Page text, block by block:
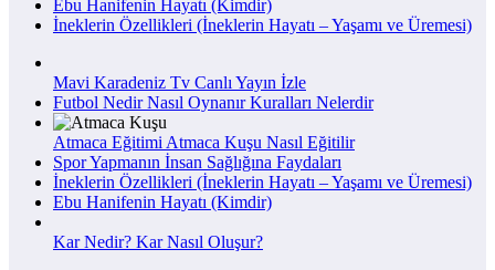
Ebu Hanifenin Hayatı (Kimdir)
İneklerin Özellikleri (İneklerin Hayatı – Yaşamı ve Üremesi)
Mavi Karadeniz Tv Canlı Yayın İzle
Futbol Nedir Nasıl Oynanır Kuralları Nelerdir
Atmaca Eğitimi Atmaca Kuşu Nasıl Eğitilir
Spor Yapmanın İnsan Sağlığına Faydaları
İneklerin Özellikleri (İneklerin Hayatı – Yaşamı ve Üremesi)
Ebu Hanifenin Hayatı (Kimdir)
Kar Nedir? Kar Nasıl Oluşur?